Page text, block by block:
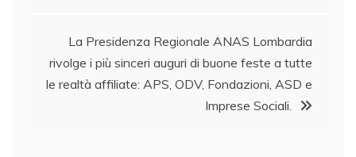
La Presidenza Regionale ANAS Lombardia
rivolge i più sinceri auguri di buone feste a tutte
le realtà affiliate: APS, ODV, Fondazioni, ASD e
Imprese Sociali.